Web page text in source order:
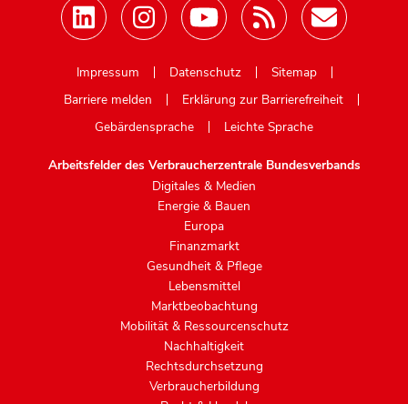
Impressum
Datenschutz
Sitemap
Barriere melden
Erklärung zur Barrierefreiheit
Gebärdensprache
Leichte Sprache
Arbeitsfelder des Verbraucherzentrale Bundesverbands
Digitales & Medien
Energie & Bauen
Europa
Finanzmarkt
Gesundheit & Pflege
Lebensmittel
Marktbeobachtung
Mobilität & Ressourcenschutz
Nachhaltigkeit
Rechtsdurchsetzung
Verbraucherbildung